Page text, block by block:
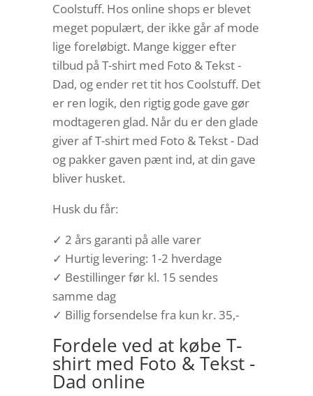
Coolstuff. Hos online shops er blevet
meget populært, der ikke går af mode
lige foreløbigt. Mange kigger efter
tilbud på T-shirt med Foto & Tekst -
Dad, og ender ret tit hos Coolstuff. Det
er ren logik, den rigtig gode gave gør
modtageren glad. Når du er den glade
giver af T-shirt med Foto & Tekst - Dad
og pakker gaven pænt ind, at din gave
bliver husket.
Husk du får:
✓ 2 års garanti på alle varer
✓ Hurtig levering: 1-2 hverdage
✓ Bestillinger før kl. 15 sendes
samme dag
✓ Billig forsendelse fra kun kr. 35,-
Fordele ved at købe T-
shirt med Foto & Tekst -
Dad online